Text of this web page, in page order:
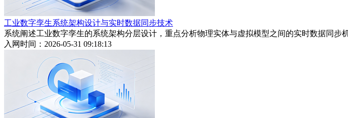
工业数字孪生系统架构设计与实时数据同步技术
系统阐述工业数字孪生的系统架构分层设计，重点分析物理实体与虚拟模型之间的实时数据同步
入网时间：2026-05-31 09:18:13